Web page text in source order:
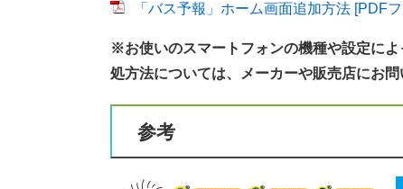
「バス予報」ホーム画面追加方法 [PDF
※お使いのスマートフォンの機種や設定に
処方法については、メーカーや販売店にお問
参考